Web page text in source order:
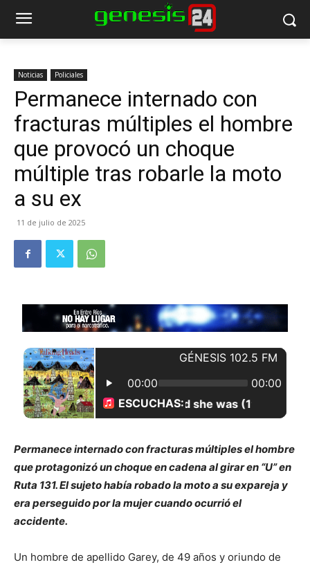
Noticias Policiales
Permanece internado con
fracturas múltiples el hombre
que provocó un choque
múltiple tras robarle la moto
a su ex
11 de julio de 2025
Permanece internado con fracturas múltiples el hombre
que protagonizó un choque en cadena al girar en “U” en
Ruta 131. El sujeto había robado la moto a su expareja y
era perseguido por la mujer cuando ocurrió el
accidente.
Un hombre de apellido Garey, de 49 años y oriundo de